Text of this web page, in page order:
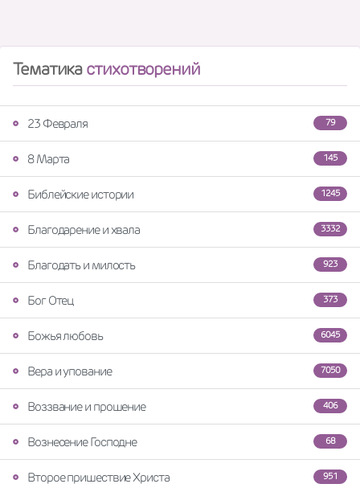
Тематикастихотворений
79
23 Февраля
145
8 Марта
1245
Библейские истории
3332
Благодарение и хвала
923
Благодать и милость
373
Бог Отец
6045
Божья любовь
7050
Вера и упование
406
Воззвание и прошение
68
Вознесение Господне
951
Второе пришествие Христа